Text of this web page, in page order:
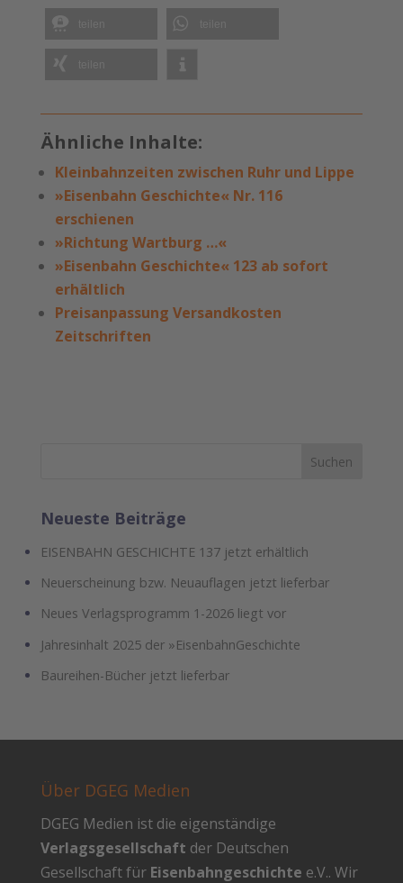
Ähnliche Inhalte:
Kleinbahnzeiten zwischen Ruhr und Lippe
»Eisenbahn Geschichte« Nr. 116
erschienen
»Richtung Wartburg …«
»Eisenbahn Geschichte« 123 ab sofort
erhältlich
Preisanpassung Versandkosten
Zeitschriften
Neueste Beiträge
EISENBAHN GESCHICHTE 137 jetzt erhältlich
Neuerscheinung bzw. Neuauflagen jetzt lieferbar
Neues Verlagsprogramm 1-2026 liegt vor
Jahresinhalt 2025 der »EisenbahnGeschichte
Baureihen-Bücher jetzt lieferbar
Über DGEG Medien
DGEG Medien ist die eigenständige
Verlagsgesellschaft der Deutschen
Gesellschaft für Eisenbahngeschichte e.V.. Wir